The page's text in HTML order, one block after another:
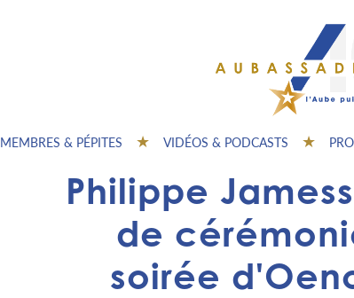
MEMBRES & PÉPITES VIDÉOS & PODCASTS
Philippe
de
soirée